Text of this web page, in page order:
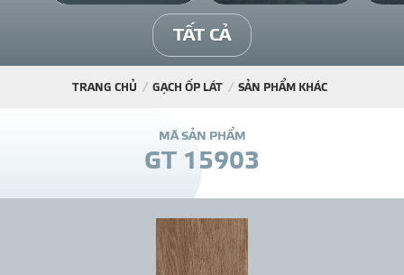
TẤT CẢ
TRANG CHỦ GẠCH ỐP LÁT SẢN PHẨM KHÁC
MÃ SẢN PHẨM
GT 15903